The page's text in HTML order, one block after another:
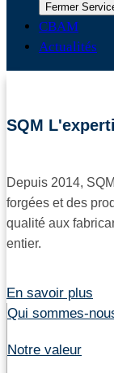
Fermer
CBAM
Actualités
SQM
Depuis 2014,
forgées et des
qualité aux
entier.
En savoir plus
Qui sommes-
Notre valeur